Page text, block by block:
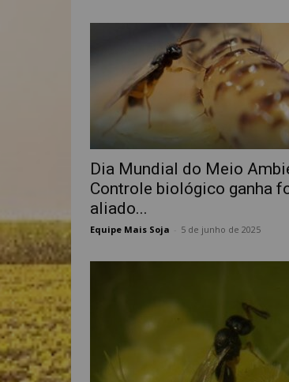
Dia Mundial do Meio
Controle biológico ganha
aliado...
Equipe Mais Soja 5 de junho de 2025